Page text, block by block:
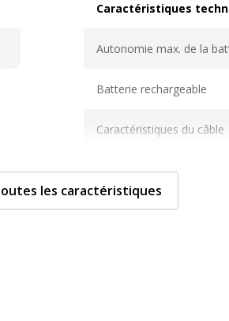
Caractéristiques
Autonomie max. de la
Batterie rechargeable
Caractéristiques du câble
Commandes sortie audio
les caractéristiques